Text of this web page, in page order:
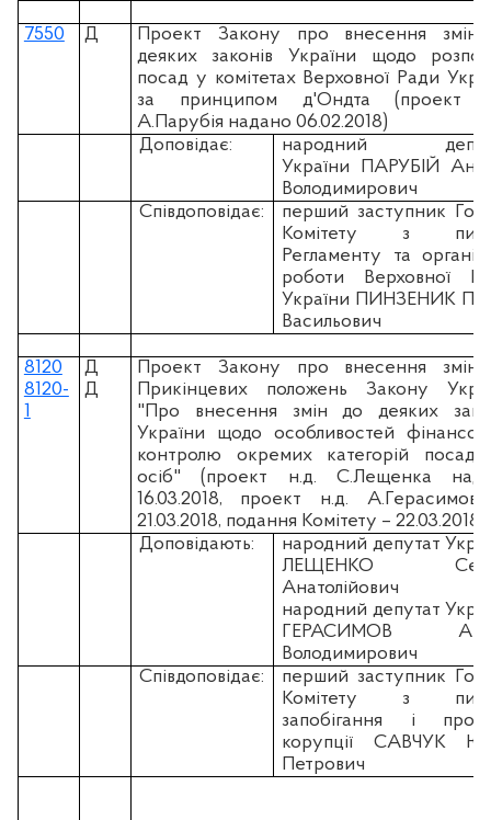
7550 Д
Проект Закону про внесення змін
деяких законів України щодо
посад у комітетах Верховної Ради
за принципом д'Ондта (проект
А.Парубія надано 06.02.2018)
Доповідає:
народний
України ПАРУБІЙ
Володимирович
Співдоповідає:
перший заступник
Комітету з
Регламенту та
роботи Верховної
України ПИНЗЕНИК
Васильович
8120
8120-
1
Д
Д
Проект Закону про внесення змін
Прикінцевих положень Закону
"Про внесення змін до деяких
України щодо особливостей
контролю окремих категорій
осіб" (проект н.д. С.Лещенка
16.03.2018, проект н.д.
21.03.2018, подання Комітету – 22.03.2018)
Доповідають:
народний депутат
ЛЕЩЕНКО
Анатолійович
народний депутат
ГЕРАСИМОВ
Володимирович
Співдоповідає:
перший заступник
Комітету з
запобігання і
корупції САВЧУК
Петрович